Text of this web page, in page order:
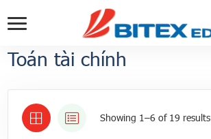
Toán tài chính
Showing 1–6 of 19 results